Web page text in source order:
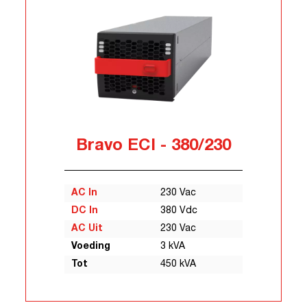
Bravo ECI - 380/230
AC In
230 Vac
DC In
380 Vdc
AC Uit
230 Vac
Voeding
3 kVA
Tot
450 kVA